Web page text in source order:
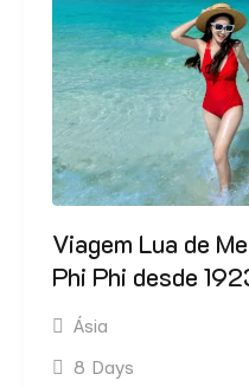
Viagem Lua de
Phi Phi desde
Ásia
8 Days